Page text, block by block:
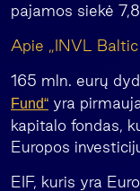
pajamos siekė
Apie „INVL
165 mln. eurų
Fund“ yra
kapitalo fondas,
Europos
EIF, kuris yra